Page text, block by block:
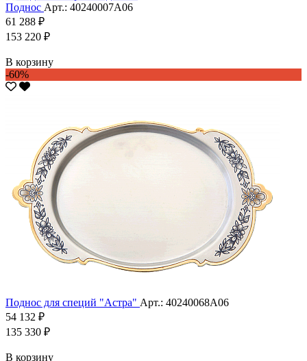
Поднос Арт.: 40240007А06
61 288 ₽
153 220 ₽
В корзину
-60%
Поднос для специй "Астра" Арт.: 40240068А06
54 132 ₽
135 330 ₽
В корзину